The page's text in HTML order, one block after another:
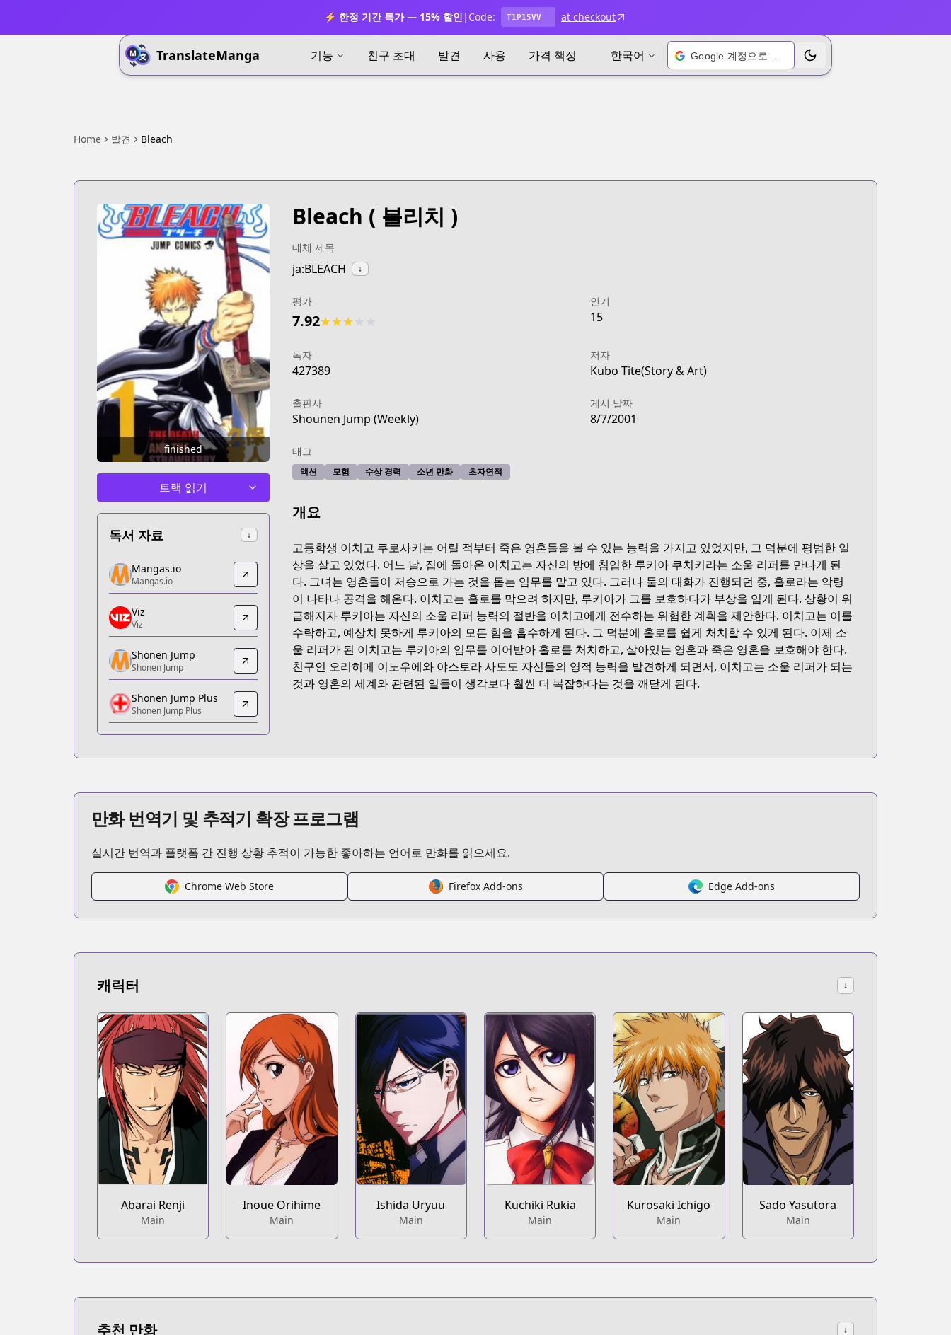
⚡ 한정 기간 특가 — 15% 할인 | Code: T1P15VV at checkout
TranslateManga 기능 친구 초대 발견 사용 가격 책정 한국어 테마 전환
Home 발견 Bleach
finished
트랙 읽기
독서 자료 ↓
Mangas.io
Mangas.io
https://www.mangas.io/lire/bleach
Viz
Viz
https://www.viz.com/shonenjump/chapters/bleach
Shonen Jump
Shonen Jump
https://www.shonenjump.com/j/rensai/bleach.html
Shonen Jump Plus
Shonen Jump Plus
MANGA Plus
https://mangaplus.shueisha.co.jp/titles/100004
Mangas.io
Mangas.io
Viz
Viz
Shonen Jump
Shonen Jump
Shonen Jump Plus
Shonen Jump Plus
Bleach ( 블리치 )
대체 제목
ja:BLEACH ↓
평가
7.92★★★
인기
15
독자
427389
저자
Kubo Tite(Story & Art)
출판사
Shounen Jump (Weekly)
게시 날짜
8/7/2001
태그
액션 모험 수상 경력 소년 만화 초자연적
개요
고등학생 이치고 쿠로사키는 어릴 적부터 죽은 영혼들을 볼 수 있는 능력을 가지고 있었지만, 그 덕분에 평범한 일
상을 살고 있었다. 어느 날, 집에 돌아온 이치고는 자신의 방에 침입한 루키아 쿠치키라는 소울 리퍼를 만나게 된
다. 그녀는 영혼들이 저승으로 가는 것을 돕는 임무를 맡고 있다. 그러나 둘의 대화가 진행되던 중, 홀로라는 악령
이 나타나 공격을 해온다. 이치고는 홀로를 막으려 하지만, 루키아가 그를 보호하다가 부상을 입게 된다. 상황이 위
급해지자 루키아는 자신의 소울 리퍼 능력의 절반을 이치고에게 전수하는 위험한 계획을 제안한다. 이치고는 이를
수락하고, 예상치 못하게 루키아의 모든 힘을 흡수하게 된다. 그 덕분에 홀로를 쉽게 처치할 수 있게 된다. 이제 소
울 리퍼가 된 이치고는 루키아의 임무를 이어받아 홀로를 처치하고, 살아있는 영혼과 죽은 영혼을 보호해야 한다.
친구인 오리히메 이노우에와 야스토라 사도도 자신들의 영적 능력을 발견하게 되면서, 이치고는 소울 리퍼가 되는
것과 영혼의 세계와 관련된 일들이 생각보다 훨씬 더 복잡하다는 것을 깨닫게 된다.
만화 번역기 및 추적기 확장 프로그램
실시간 번역과 플랫폼 간 진행 상황 추적이 가능한 좋아하는 언어로 만화를 읽으세요.
Chrome Web Store Firefox Add-ons Edge Add-ons
캐릭터 ↓
Abarai Renji
Main
Inoue Orihime
Main
Ishida Uryuu
Main
Kuchiki Rukia
Main
Kurosaki Ichigo
Main
Sado Yasutora
Main
추천 만화 ↓